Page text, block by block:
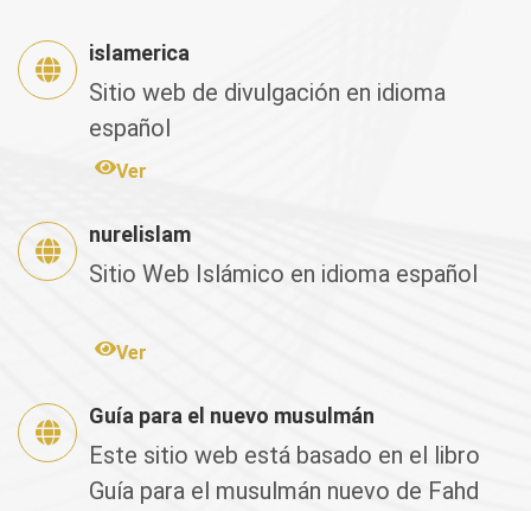
islamerica
Sitio web de divulgación en idioma
español
Ver
nurelislam
Sitio Web Islámico en idioma español
Ver
Guía para el nuevo musulmán
Este sitio web está basado en el libro
Guía para el musulmán nuevo de Fahd